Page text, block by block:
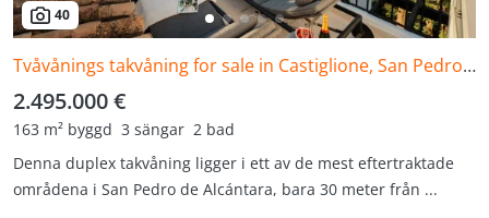
40
Tvåvånings takvåning for sale in Castiglione, San Pedro de Alcantara
2.495.000 €
163 m² byggd 3 sängar 2 bad
Denna duplex takvåning ligger i ett av de mest eftertraktade
områdena i San Pedro de Alcántara, bara 30 meter från ...